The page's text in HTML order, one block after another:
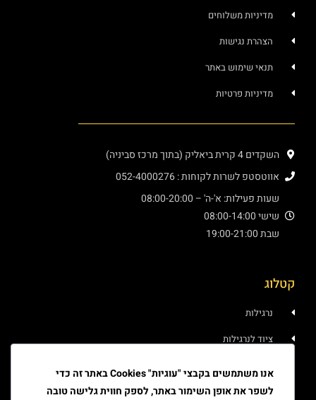
מדיניות משלוחים
הצהרת נגישות
תנאי שימוש באתר
מדיניות פרטיות
השקדים 4 קרית ביאליק (בתוך מרכז סביניה)
אווטסטפ לשרות לקוחות : 052-4000276
שעות פעילות: א'-ה' – 08:00-20:00
שישי 08:00-14:00
שבת 19:00-21:00
קטלוג
נרגילות
ציוד לנרגילות
טבק
אנו משתמשים בקבצי "עוגיות" Cookies באתר זה כדי
לשפר את אופן השימור באתר, לספק חווית גלישה טובה